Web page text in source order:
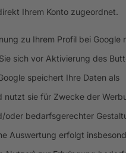
Ihrem Konto zugeordnet.
zu Ihrem Profil bei Google
sich vor Aktivierung des
speichert Ihre Daten als
nutzt sie für Zwecke der
oder bedarfsgerechter
Auswertung erfolgt